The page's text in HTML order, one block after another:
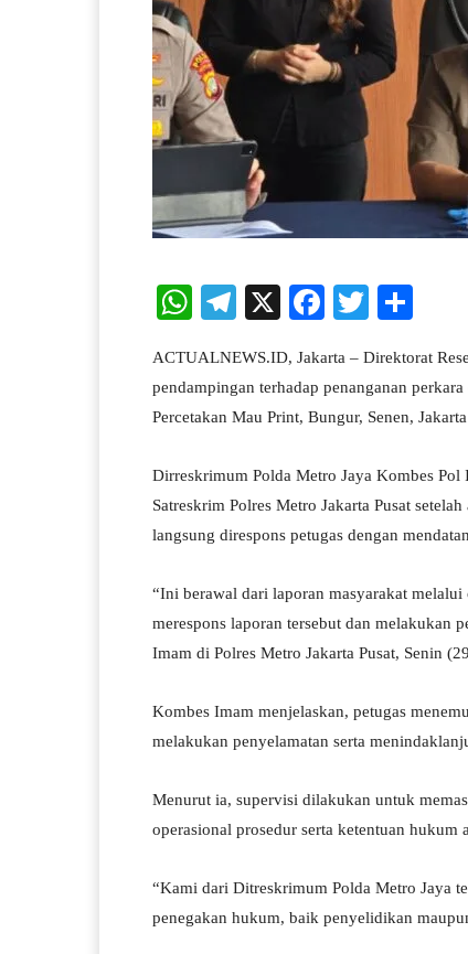
W
ts
A
Te
gr
a
X
Fa
bo
ok
T
tte
r
re
ACTUALNEWS.ID, Jakarta – Direktorat
pendampingan terhadap penanganan
Percetakan Mau Print, Bungur, Senen, Jakarta
Dirreskrimum Polda Metro Jaya Kombes
Satreskrim Polres Metro Jakarta Pusat
langsung direspons petugas dengan
“Ini berawal dari laporan masyarakat melalui
merespons laporan tersebut dan melakukan
Imam di Polres Metro Jakarta Pusat, Senin
Kombes Imam menjelaskan, petugas
melakukan penyelamatan serta
Menurut ia, supervisi dilakukan untuk
operasional prosedur serta ketentuan hukum
“Kami dari Ditreskrimum Polda Metro Jaya
penegakan hukum, baik penyelidikan